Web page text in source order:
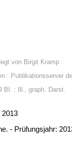
von Birgit Kramp
: Publikationsserver
Bl. : Ill., graph. Darst.
2013
- Prüfungsjahr: